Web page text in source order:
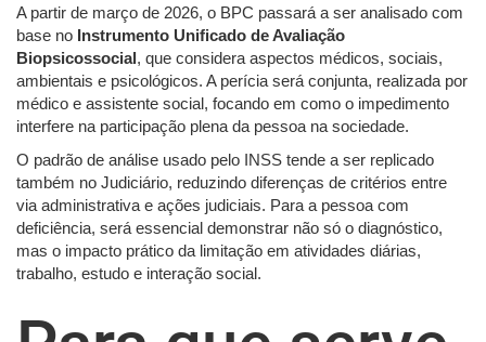
A partir de março de 2026, o BPC passará a ser analisado com
base no Instrumento Unificado de Avaliação
Biopsicossocial, que considera aspectos médicos, sociais,
ambientais e psicológicos. A perícia será conjunta, realizada por
médico e assistente social, focando em como o impedimento
interfere na participação plena da pessoa na sociedade.
O padrão de análise usado pelo INSS tende a ser replicado
também no Judiciário, reduzindo diferenças de critérios entre
via administrativa e ações judiciais. Para a pessoa com
deficiência, será essencial demonstrar não só o diagnóstico,
mas o impacto prático da limitação em atividades diárias,
trabalho, estudo e interação social.